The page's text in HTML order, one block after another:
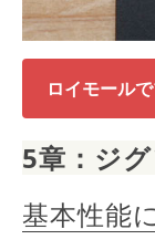
ロイモール
5章：ジ
基本性能